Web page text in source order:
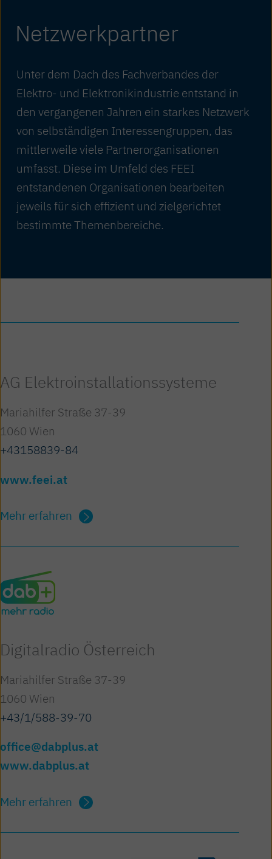
Netzwerkpartner
Unter dem Dach des Fachverbandes der
Elektro- und Elektronik­industrie entstand in
den vergangenen Jahren ein starkes Netzwerk
von selbständigen Interessen­gruppen, das
mittlerweile viele Partner­organisationen
umfasst. Diese im Umfeld des FEEI
entstandenen Organisationen bearbeiten
jeweils für sich effizient und zielgerichtet
bestimmte Themen­bereiche.
AG Elektroinstallationssysteme
Mariahilfer Straße 37-39
1060 Wien
+43158839-84
www.feei.at
Mehr erfahren
Digitalradio Österreich
Mariahilfer Straße 37-39
1060 Wien
+43/1/588-39-70
office@dabplus.at
www.dabplus.at
Mehr erfahren